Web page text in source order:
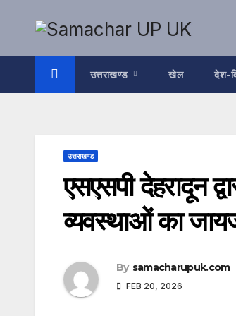
उत्तराखण्ड खेल देश-
उत्तराखण्ड
एसएसपी देहरादून
व्यवस्थाओं का
By samacharupuk.com
FEB 20, 2026